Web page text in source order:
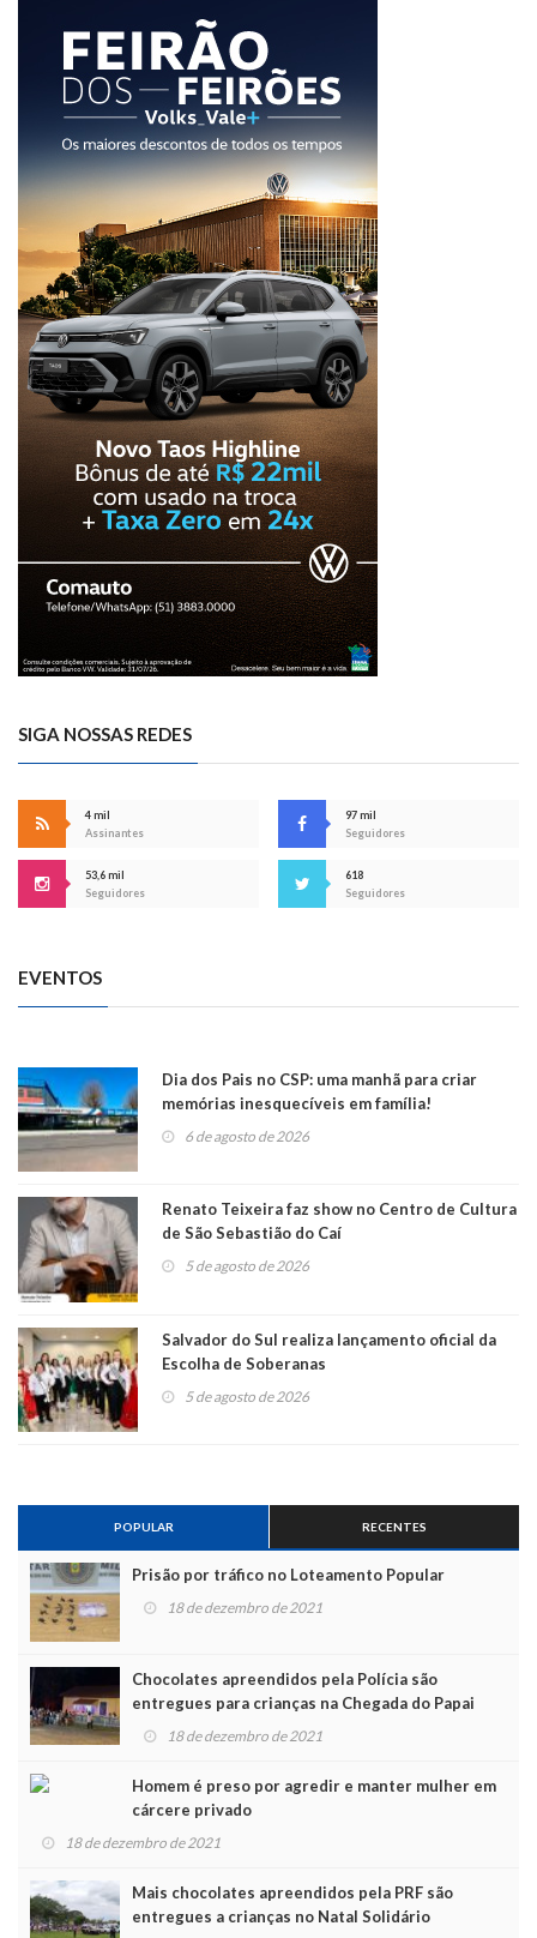
SIGA NOSSAS REDES
4 mil
Assinantes
97 mil
Seguidores
53,6 mil
Seguidores
618
Seguidores
EVENTOS
Dia dos Pais no CSP: uma manhã para criar
memórias inesquecíveis em família!
6 de agosto de 2026
Renato Teixeira faz show no Centro de Cultura
de São Sebastião do Caí
5 de agosto de 2026
Salvador do Sul realiza lançamento oficial da
Escolha de Soberanas
5 de agosto de 2026
POPULAR RECENTES
Prisão por tráfico no Loteamento Popular
18 de dezembro de 2021
Chocolates apreendidos pela Polícia são
entregues para crianças na Chegada do Papai
Noel
18 de dezembro de 2021
Homem é preso por agredir e manter mulher em
cárcere privado
18 de dezembro de 2021
Mais chocolates apreendidos pela PRF são
entregues a crianças no Natal Solidário